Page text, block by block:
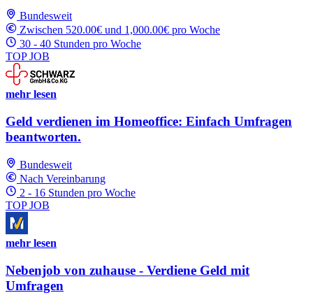
Bundesweit
Zwischen 520.00€ und 1,000.00€ pro Woche
30 - 40 Stunden pro Woche
TOP JOB
mehr lesen
Geld verdienen im Homeoffice: Einfach Umfragen
beantworten.
Bundesweit
Nach Vereinbarung
2 - 16 Stunden pro Woche
TOP JOB
mehr lesen
Nebenjob von zuhause - Verdiene Geld mit
Umfragen